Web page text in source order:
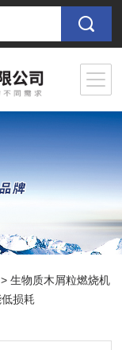
>生物质木屑粒燃烧机
损耗